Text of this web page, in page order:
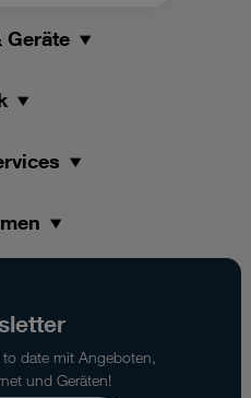
Geräte
date mit Angeboten,
und Geräten!